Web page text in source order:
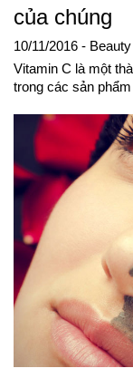
của chúng
10/11/2016 - Beauty
Vitamin C là một
trong các sản